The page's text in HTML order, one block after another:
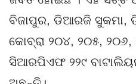
ବିଜାପୁର, ଡିଆରଜି ସୁକମା,
କୋବ୍ରା ୨୦୪, ୨୦୫, ୨୦୬,
ସିଆରପିଏଫ ୨୨୯